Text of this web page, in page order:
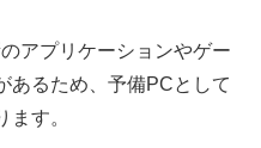
アプリケーションやゲー
あるため、予備PCとして
す。